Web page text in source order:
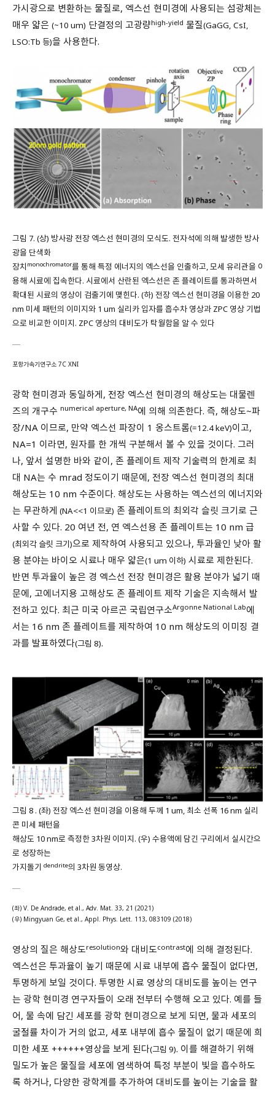
가시광으로 변환하는 물질로, 엑스선 현미경에 사용되는 섬광체는
매우 얇은 (~10 um) 단결정의 고광량high-yield 물질(GaGG, CsI,
LSO:Tb 등)을 사용한다.
그림 7. (상) 방사광 전장 엑스선 현미경의 모식도. 전자석에 의해 발생한 방사
광을 단색화
장치 monochromator를 통해 특정 에너지의 엑스선을 인출하고, 모세 유리관을 이
용해 시료에 집속한다. 시료에서 산란된 엑스선은 존 플레이트를 통과하면서
확대된 시료의 영상이 검출기에 맺힌다. (하) 전장 엑스선 현미경을 이용한 20
nm 미세 패턴의 이미지와 1 um 실리카 입자를 흡수차 영상과 ZPC 영상 기법
으로 비교한 이미지. ZPC 영상의 대비도가 탁월함을 알 수 있다
포항가속기연구소 7C XNI
광학 현미경과 동일하게, 전장 엑스선 현미경의 해상도는 대물렌
즈의 개구수 numerical aperture, NA에 의해 의존한다. 즉, 해상도~파
장/NA 이므로, 만약 엑스선 파장이 1 옹스트롬(=12.4 keV)이고,
NA=1 이라면, 원자를 한 개씩 구분해서 볼 수 있을 것이다. 그러
나, 앞서 설명한 바와 같이, 존 플레이트 제작 기술력의 한계로 최
대 NA는 수 mrad 정도이기 때문에, 전장 엑스선 현미경의 최대
해상도는 10 nm 수준이다. 해상도는 사용하는 엑스선의 에너지와
는 무관하게 (NA<<1 이므로) 존 플레이트의 최외각 슬릿 크기로 근
사할 수 있다. 20 여년 전, 연 엑스선용 존 플레이트는 10 nm 급
(최외각 슬릿 크기)으로 제작하여 사용되고 있으나, 투과율인 낮아 활
용 분야는 바이오 시료나 매우 얇은(1 um 이하) 시료로 제한된다.
반면 투과율이 높은 경 엑스선 전장 현미경은 활용 분야가 넓기 때
문에, 고에너지용 고해상도 존 플레이트 제작 기술은 지속해서 발
전하고 있다. 최근 미국 아르곤 국립연구소Argonne National Lab에
서는 16 nm 존 플레이트를 제작하여 10 nm 해상도의 이미징 결
과를 발표하였다(그림 8).
그림 8 . (좌) 전장 엑스선 현미경을 이용해 두께 1 um, 최소 선폭 16 nm 실리
콘 미세 패턴을
해상도 10 nm로 측정한 3차원 이미지. (우) 수용액에 담긴 구리에서 실시간으
로 성장하는
가지돌기 dendrite의 3차원 동영상.
(좌) V. De Andrade, et al., Adv. Mat. 33, 21 (2021)
(우) Mingyuan Ge, et al., Appl. Phys. Lett. 113, 083109 (2018)
영상의 질은 해상도resolution와 대비도contrast에 의해 결정된다.
엑스선은 투과율이 높기 때문에 시료 내부에 흡수 물질이 없다면,
투명하게 보일 것이다. 투명한 시료 영상의 대비도를 높이는 연구
는 광학 현미경 연구자들이 오래 전부터 수행해 오고 있다. 예를 들
어, 물 속에 담긴 세포를 광학 현미경으로 보게 되면, 물과 세포의
굴절률 차이가 거의 없고, 세포 내부에 흡수 물질이 없기 때문에 희
미한 세포 ++++++영상을 보게 된다(그림 9). 이를 해결하기 위해
밀도가 높은 물질을 세포에 염색하여 특정 부분이 빛을 흡수하도
록 하거나, 다양한 광학계를 추가하여 대비도를 높이는 기술을 활